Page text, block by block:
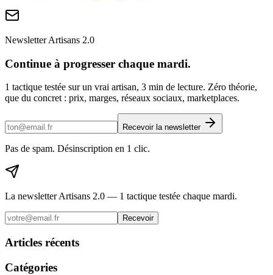
Newsletter Artisans 2.0
Continue à progresser chaque mardi.
1 tactique testée sur un vrai artisan, 3 min de lecture. Zéro théorie,
que du concret : prix, marges, réseaux sociaux, marketplaces.
Recevoir la newsletter
Pas de spam. Désinscription en 1 clic.
La newsletter Artisans 2.0 — 1 tactique testée chaque mardi.
Recevoir
Articles récents
Catégories